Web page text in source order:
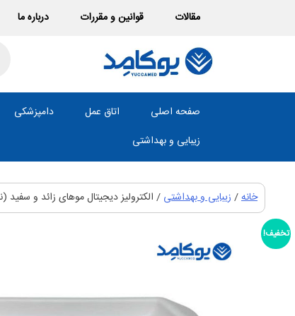
مقالات قوانین و مقررات درباره ما
صفحه اصلی اتاق عمل دامپزشکی
زیبایی و بهداشتی
خانه/ زیبایی و بهداشتی / الکترولیز دیجیتال موهای زائد و سفید
تخفیف!